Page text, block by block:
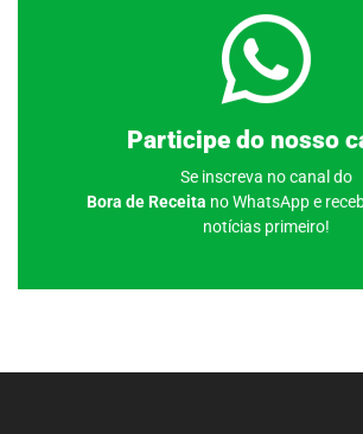
Participe do nosso
Se inscreva no canal do
Bora de Receita no WhatsApp e
notícias primeiro!
Clique aqui